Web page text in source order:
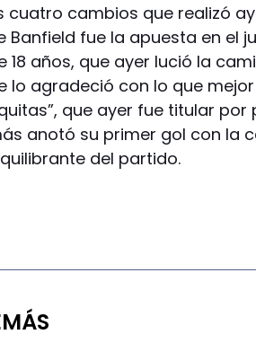
cuatro cambios que realizó
Banfield fue la apuesta en el
18 años, que ayer lució la
lo agradeció con lo que
que ayer fue titular
anotó su primer gol con la
del partido.